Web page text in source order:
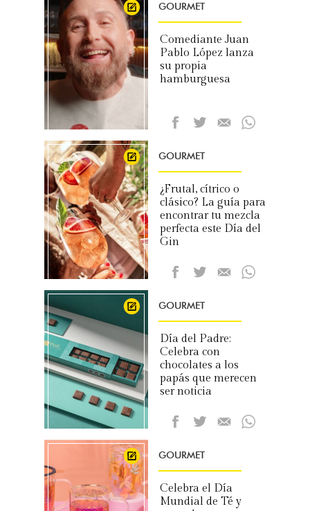
GOURMET
Comediante Juan
Pablo López lanza
su propia
hamburguesa
GOURMET
¿Frutal, cítrico o
clásico? La guía para
encontrar tu mezcla
perfecta este Día del
Gin
GOURMET
Día del Padre:
Celebra con
chocolates a los
papás que merecen
ser noticia
GOURMET
Celebra el Día
Mundial de Té y